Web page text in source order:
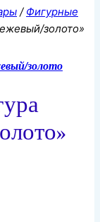
/ Фигурные
золото»